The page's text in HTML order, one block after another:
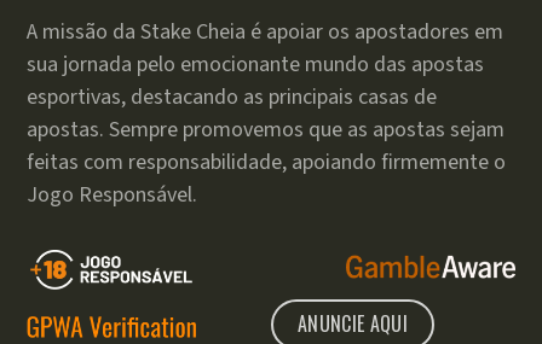
A missão da Stake Cheia é apoiar os apostadores em
sua jornada pelo emocionante mundo das apostas
esportivas, destacando as principais casas de
apostas. Sempre promovemos que as apostas sejam
feitas com responsabilidade, apoiando firmemente o
Jogo Responsável.
ANUNCIE AQUI